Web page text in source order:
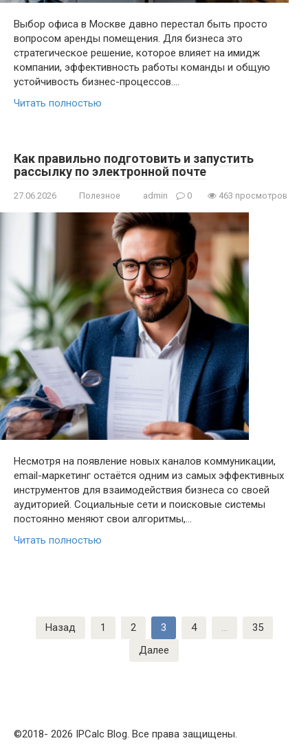
Выбор офиса в Москве давно перестал быть просто
вопросом аренды помещения. Для бизнеса это
стратегическое решение, которое влияет на имидж
компании, эффективность работы команды и общую
устойчивость бизнес-процессов….
Читать полностью
Как правильно подготовить и запустить
рассылку по электронной почте
27.06.2026 Полезное admin 0 463 просмотров
Несмотря на появление новых каналов коммуникации,
email-маркетинг остаётся одним из самых эффективных
инструментов для взаимодействия бизнеса со своей
аудиторией. Социальные сети и поисковые системы
постоянно меняют свои алгоритмы,…
Читать полностью
Навигация
Назад 1 2 3 4 …
35
Далее
©2018- 2026 IPCalc Blog. Все права защищены.